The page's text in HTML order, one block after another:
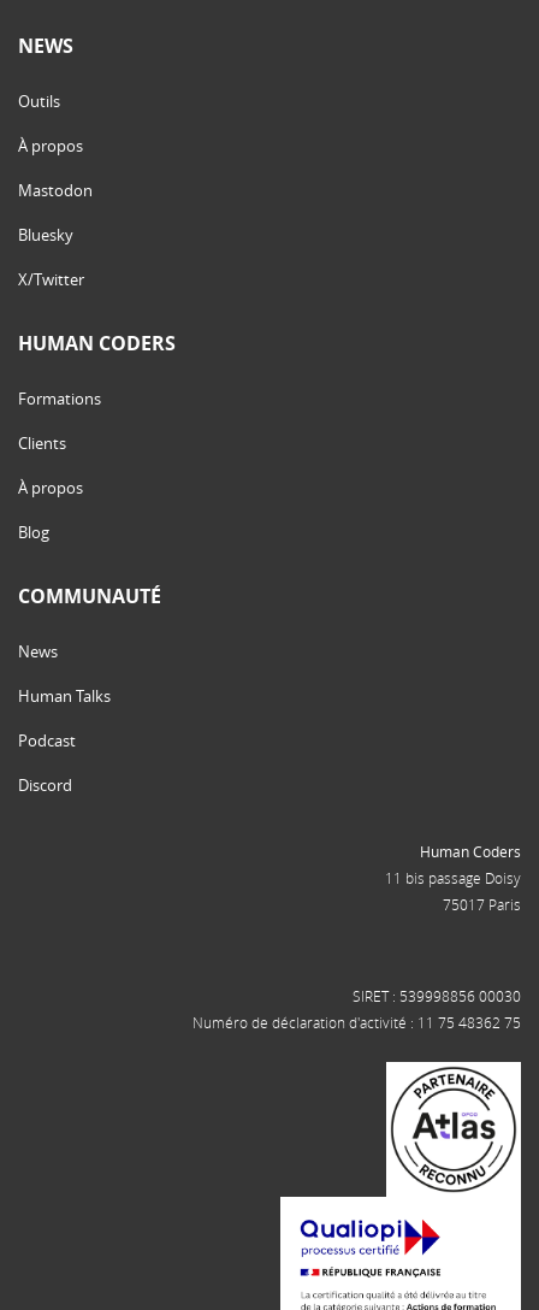
NEWS
Outils
À propos
Mastodon
Bluesky
X/Twitter
HUMAN CODERS
Formations
Clients
À propos
Blog
COMMUNAUTÉ
News
Human Talks
Podcast
Discord
Human Coders
11 bis passage Doisy
75017 Paris
SIRET : 539998856 00030
Numéro de déclaration d'activité : 11 75 48362 75